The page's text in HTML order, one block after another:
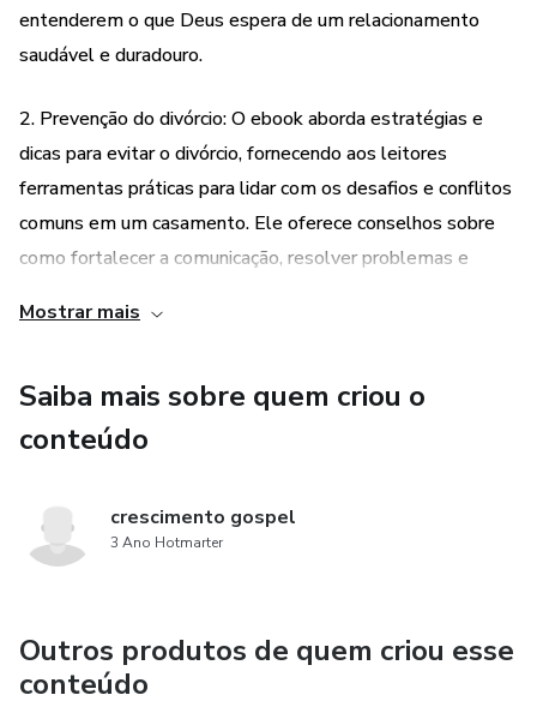
entenderem o que Deus espera de um relacionamento
saudável e duradouro.
2. Prevenção do divórcio: O ebook aborda estratégias e
dicas para evitar o divórcio, fornecendo aos leitores
ferramentas práticas para lidar com os desafios e conflitos
comuns em um casamento. Ele oferece conselhos sobre
como fortalecer a comunicação, resolver problemas e
direcionado tanto para jovens que estão começando a se
envolver em relacionamentos quanto para adultos que já
relacionamento, fornecendo conselhos relevantes para
cada fase da vida.
Mostrar mais
Saiba mais sobre quem criou o
conteúdo
crescimento gospel
3 Ano Hotmarter
Outros produtos de quem criou esse
conteúdo